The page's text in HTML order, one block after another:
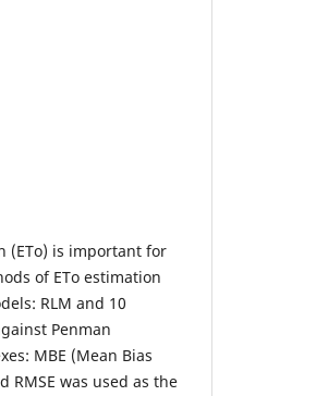
(ETo) is important for
of ETo estimation
RLM and 10
Penman
MBE (Mean Bias
RMSE was used as the